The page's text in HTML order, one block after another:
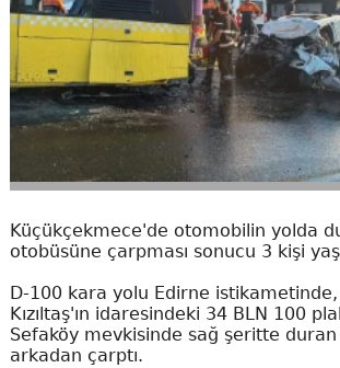
Küçükçekmece'de otomobilin yolda
otobüsüne çarpması sonucu 3 kişi
D-100 kara yolu Edirne
Kızıltaş'ın idaresindeki 34 BLN 100
Sefaköy mevkisinde sağ şeritte duran
arkadan çarptı.